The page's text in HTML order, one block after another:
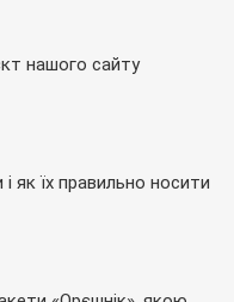
нашого сайту
як їх правильно носити